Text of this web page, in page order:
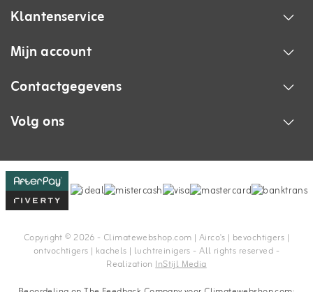
Klantenservice
Mijn account
Contactgegevens
Volg ons
Copyright © 2026 - Climatewebshop.com | Airco's | bevochtigers |
ontvochtigers | kachels | luchtreinigers - All rights reserved -
RealizationInStijl Media